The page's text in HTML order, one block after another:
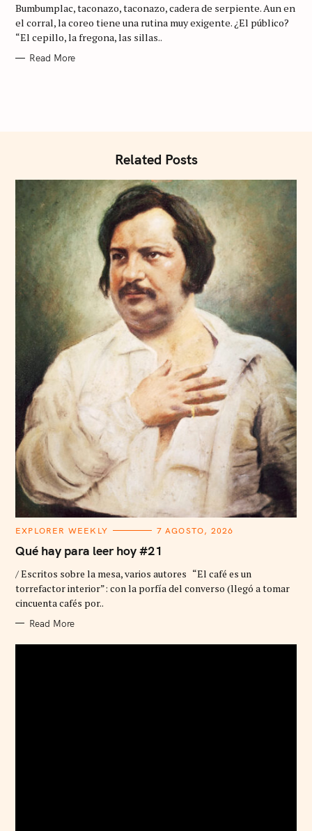
O
R
I
E
Bumbumplac, taconazo, taconazo, cadera de serpiente. Aun en
el corral, la coreo tiene una rutina muy exigente. ¿El público?
“El cepillo, la fregona, las sillas..
Read More
Related Posts
C
T
E
O
R
I
E
EXPLORER WEEKLY 7 AGOSTO, 2026
Qué hay para leer hoy #21
/ Escritos sobre la mesa, varios autores “El café es un
torrefactor interior”: con la porfía del converso (llegó a tomar
cincuenta cafés por..
Read More